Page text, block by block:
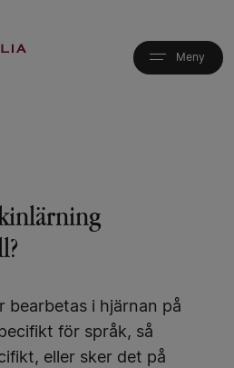
bearbetas i hjärnan på
för språk, så
eller sker det på